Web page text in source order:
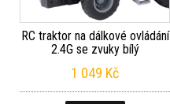
RC traktor na dálkové ovládání
2.4G se zvuky bílý
1 049 Kč